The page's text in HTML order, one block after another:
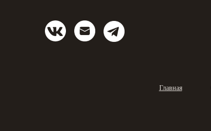
Главная